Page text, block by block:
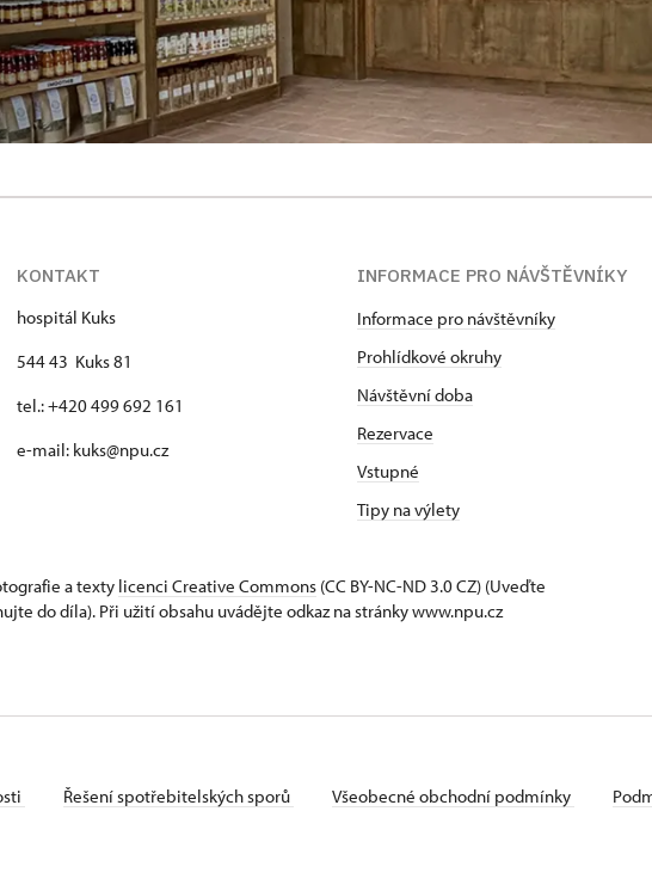
KONTAKT
hospitál Kuks
544 43 Kuks 81
tel.: +420 499 692 161
e-mail: kuks@npu.cz
INFORMACE PRO NÁVŠTĚVNÍKY
Informace pro návštěvníky
Prohlídkové okruhy
Návštěvní doba
Rezervace
Vstupné
Tipy na výlety
a texty licenci Creative Commons (CC BY-NC-ND 3.0 CZ) (Uveďte
do díla). Při užití obsahu uvádějte odkaz na stránky www.npu.cz
Řešení spotřebitelských sporů Všeobecné obchodní podmínky